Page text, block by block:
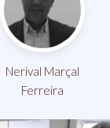
Nerival Marçal
Ferreira